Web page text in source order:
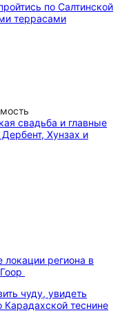
по Салтинской
террасами
локации региона в
чуду, увидеть
теснине